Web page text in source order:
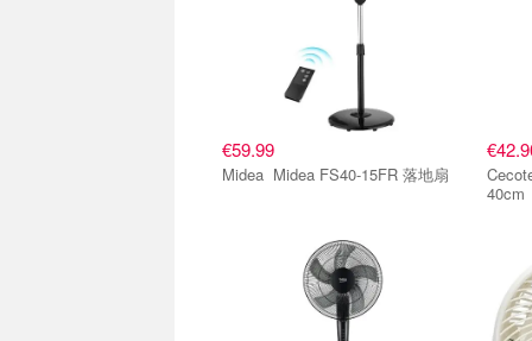
€59.99
Midea Midea FS40-15FR 落地扇
40cm